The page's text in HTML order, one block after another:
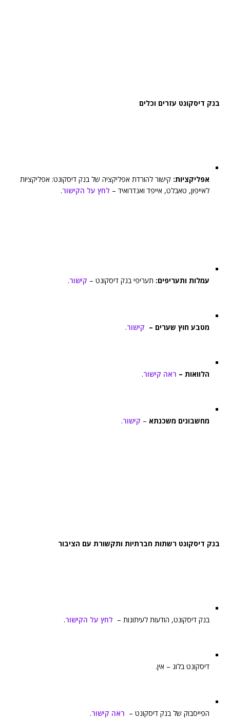
בנק דיסקונט עזרים וכלים
אפליקציות: קישור להורדת אפליקציה של בנק דיסקונט: אפליקציות
לאייפון, טאבלט, אייפד ואנדרואיד – לחץ על הקישור.
עמלות ותעריפים: תעריפי בנק דיסקונט – קישור.
מטבע חוץ שערים – קישור.
הלוואות – ראה קישור.
מחשבונים משכנתא – קישור.
בנק דיסקונט רשתות חברתיות ותקשורת עם הציבור
בנק דיסקונט, הודעות לעיתונות – לחץ על הקישור.
דיסקונט בלוג – אין.
הפייסבוק של בנק דיסקונט – ראה קישור.